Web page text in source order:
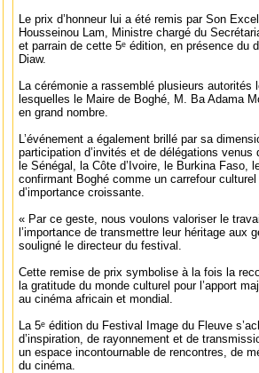
Le prix d’honneur lui a été remis par Son
Housseinou Lam, Ministre chargé du
et parrain de cette 5ᵉ édition, en présence du
Diaw.
La cérémonie a rassemblé plusieurs autorités
lesquelles le Maire de Boghé, M. Ba Adama
en grand nombre.
L’événement a également brillé par sa
participation d’invités et de délégations
le Sénégal, la Côte d’Ivoire, le Burkina Faso,
confirmant Boghé comme un carrefour
d’importance croissante.
« Par ce geste, nous voulons valoriser le
l’importance de transmettre leur héritage aux
souligné le directeur du festival.
Cette remise de prix symbolise à la fois la
la gratitude du monde culturel pour l’apport
au cinéma africain et mondial.
La 5ᵉ édition du Festival Image du Fleuve
d’inspiration, de rayonnement et de
un espace incontournable de rencontres, de
du cinéma.